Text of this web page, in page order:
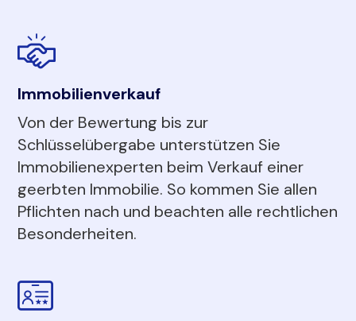
Immobilienverkauf
Von der Bewertung bis zur
Schlüsselübergabe unterstützen Sie
Immobilienexperten beim Verkauf einer
geerbten Immobilie. So kommen Sie allen
Pflichten nach und beachten alle rechtlichen
Besonderheiten.